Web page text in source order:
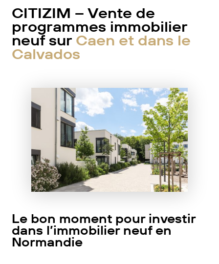
CITIZIM – Vente de
programmes immobilier
neuf sur Caen et dans le
Calvados
Le bon moment pour investir
dans l’immobilier neuf en
Normandie